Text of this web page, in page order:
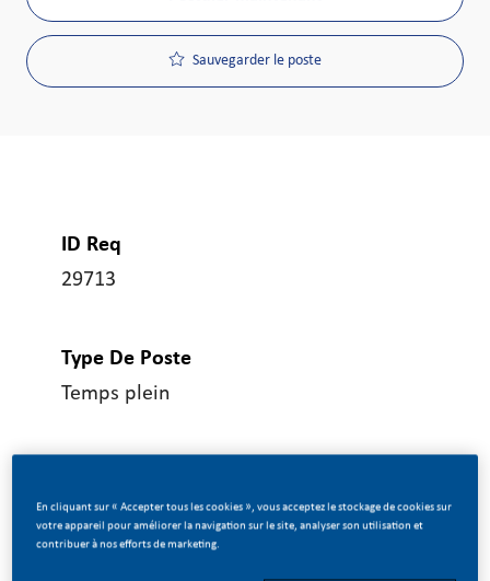
Sauvegarder le poste
ID Req
29713
Type De Poste
Temps plein
07/07/2026
En cliquant sur « Accepter tous les cookies », vous acceptez le stockage de cookies sur
votre appareil pour améliorer la navigation sur le site, analyser son utilisation et
contribuer à nos efforts de marketing.